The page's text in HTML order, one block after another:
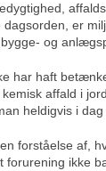
dagsorden, er
og
har haft
affald i
heldigvis i
forståelse af,
forurening ikke